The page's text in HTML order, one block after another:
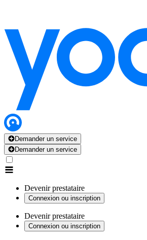
Demander un service
Demander un service
Devenir prestataire
Connexion ou inscription
Devenir prestataire
Connexion ou inscription